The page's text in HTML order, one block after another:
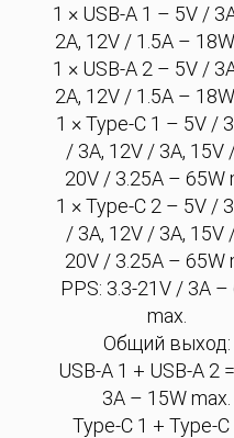
1 × USB-A 1 – 5V /
2A, 12V / 1.5A –
1 × USB-A 2 – 5V /
2A, 12V / 1.5A –
1 × Type-C 1 – 5V /
/ 3A, 12V / 3A, 15V
20V / 3.25A – 65W
1 × Type-C 2 – 5V /
/ 3A, 12V / 3A, 15V
20V / 3.25A – 65W
PPS: 3.3-21V / 3A –
max.
Общий выход:
USB-A 1 + USB-A 2
3A – 15W max.
Type-C 1 + Type-C